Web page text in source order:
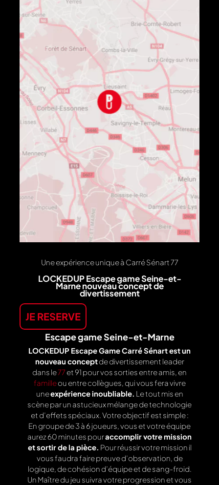
Une expérience unique à Carré Sénart 77
LOCKEDUP Escape game Seine-et-
Marne nouveau concept de
divertissement
JE RESERVE
Escape game Seine-et-Marne
LOCKEDUP Escape Game Carré Sénart est un
nouveau conceptde divertissement leader
dans le77et 91 pour vos sorties entre amis, en
familleou entre collègues, qui vous fera vivre
uneexpérience inoubliable. Le tout mis en
scène par un astucieux mélange de technologie
et d’effets spéciaux. Votre objectif est simple :
En groupe de 3 à 6 joueurs, vous et votre équipe
aurez 60 minutes pouraccomplir votre mission
et sortir de la pièce. Pour réussir votre mission il
vous faudra faire preuve d’observation, de
logique, de cohésion d’équipe et de sang-froid.
Un Maître du jeu suivra votre progression et vous